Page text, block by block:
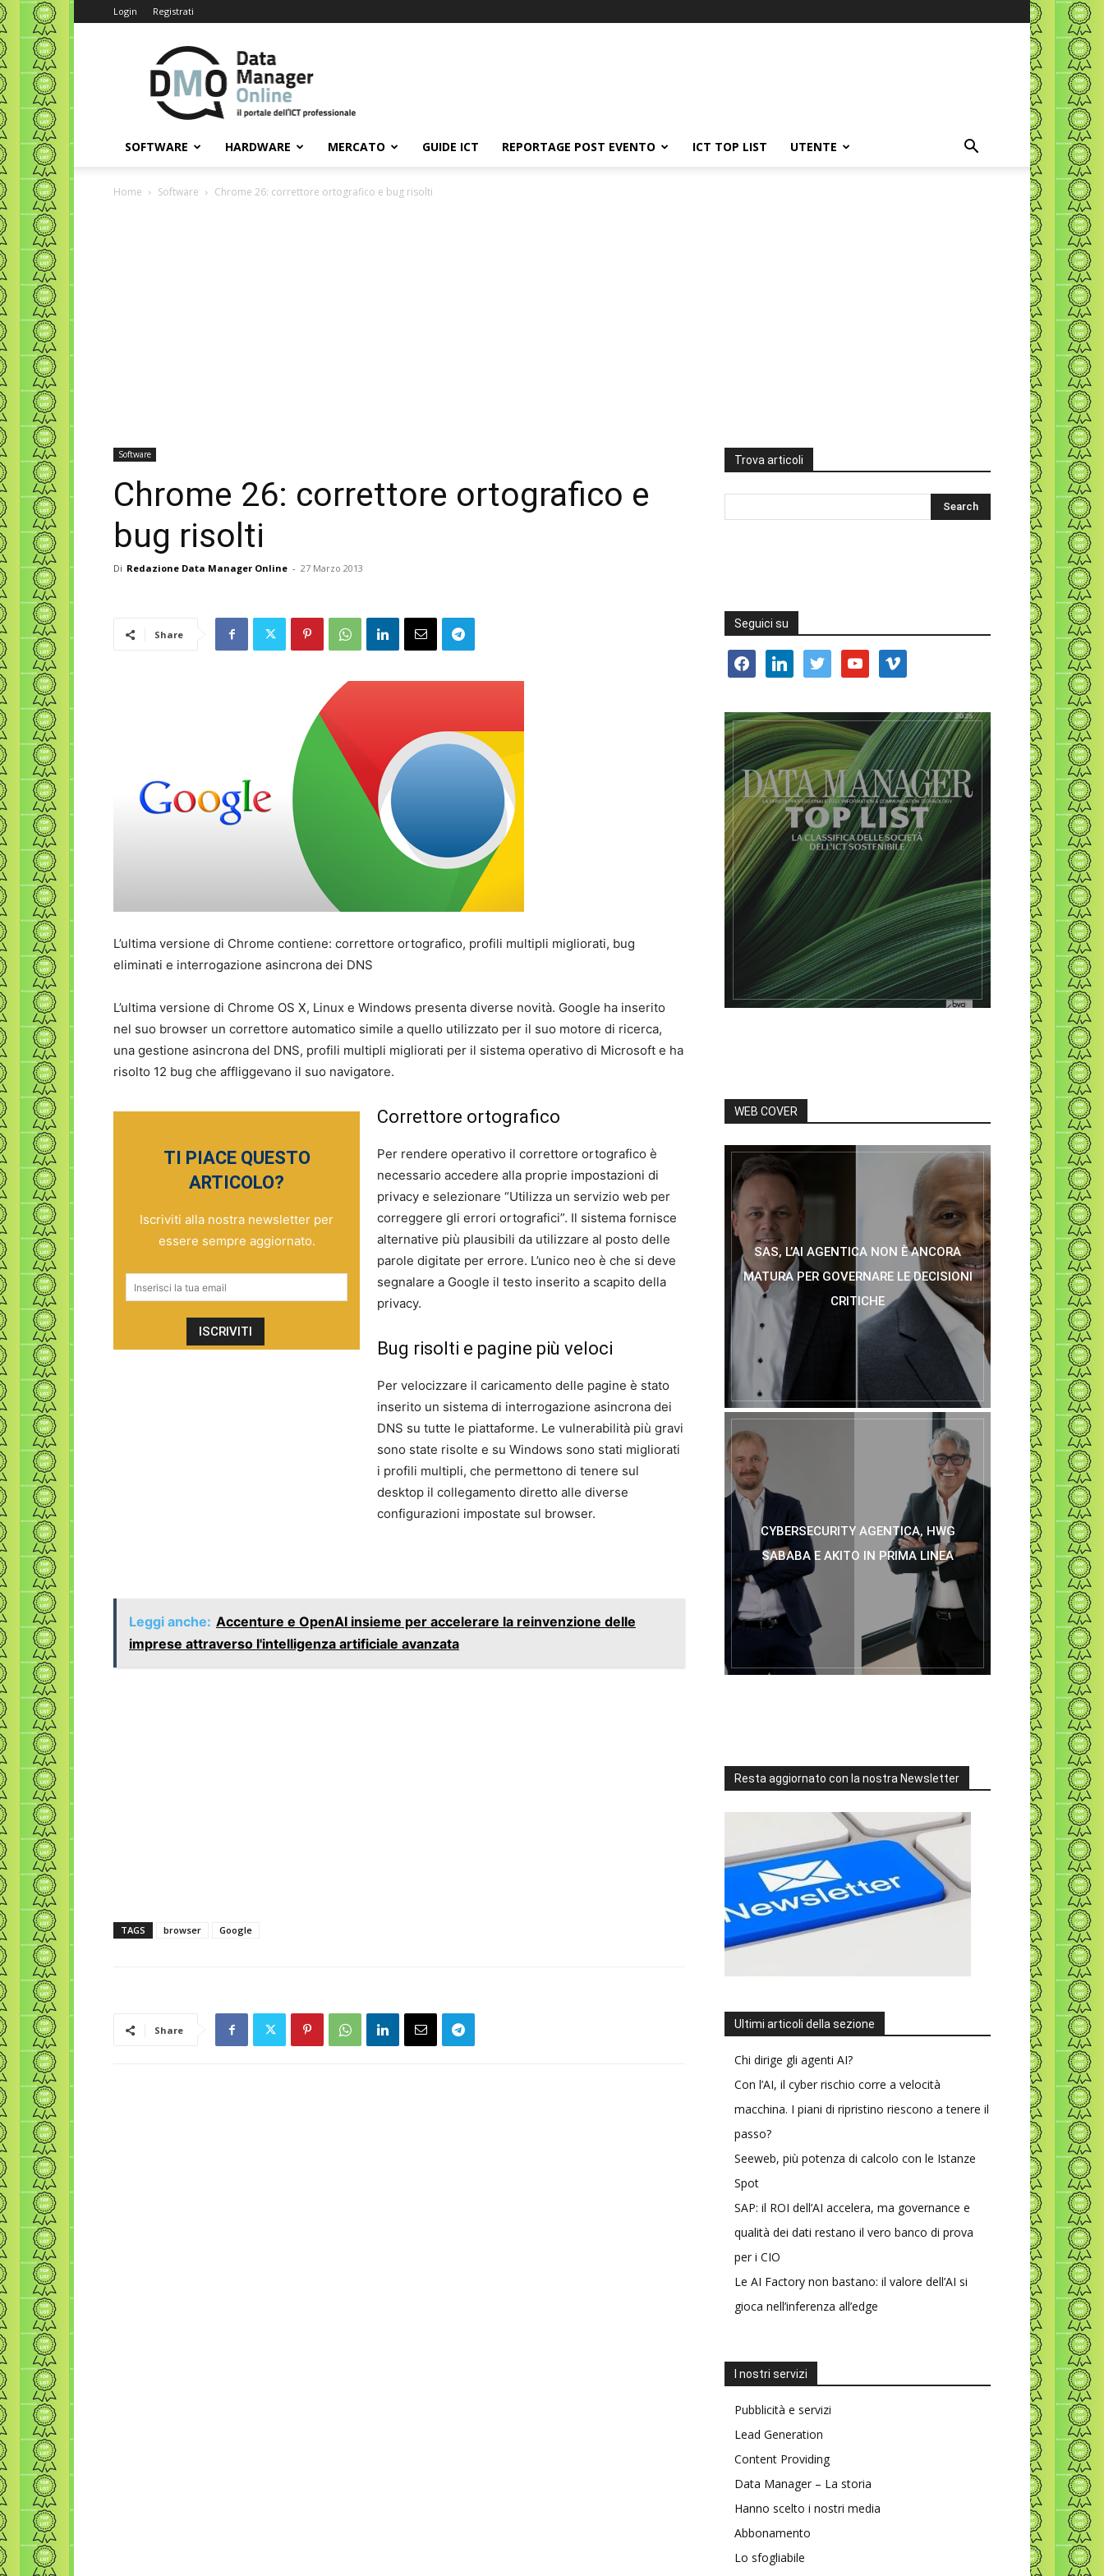
Login Registrati
Data
Manager
Online
SOFTWARE HARDWARE MERCATO GUIDE ICT REPORTAGE POST EVENTO ICT TOP LIST UTENTE
Home Software Chrome 26: correttore ortografico e bug risolti
Software
Chrome 26: correttore ortografico e
bug risolti
Di Redazione Data Manager Online - 27 Marzo 2013
Share
L’ultima versione di Chrome contiene: correttore ortografico, profili multipli migliorati, bug
eliminati e interrogazione asincrona dei DNS
L’ultima versione di Chrome OS X, Linux e Windows presenta diverse novità. Google ha inserito
nel suo browser un correttore automatico simile a quello utilizzato per il suo motore di ricerca,
una gestione asincrona del DNS, profili multipli migliorati per il sistema operativo di Microsoft e ha
risolto 12 bug che affliggevano il suo navigatore.
TI PIACE QUESTO
ARTICOLO?
Iscriviti alla nostra newsletter per
essere sempre aggiornato.
Correttore ortografico
Per rendere operativo il correttore ortografico è
necessario accedere alla proprie impostazioni di
privacy e selezionare “Utilizza un servizio web per
correggere gli errori ortografici”. Il sistema fornisce
alternative più plausibili da utilizzare al posto delle
parole digitate per errore. L’unico neo è che si deve
segnalare a Google il testo inserito a scapito della
privacy.
Bug risolti e pagine più veloci
Per velocizzare il caricamento delle pagine è stato
inserito un sistema di interrogazione asincrona dei
DNS su tutte le piattaforme. Le vulnerabilità più gravi
sono state risolte e su Windows sono stati migliorati
i profili multipli, che permettono di tenere sul
desktop il collegamento diretto alle diverse
configurazioni impostate sul browser.
Leggi anche: Accenture e OpenAI insieme per accelerare la reinvenzione delle
imprese attraverso l'intelligenza artificiale avanzata
TAGS browser Google
Share
Trova articoli
Seguici su
facebooklinkedin twitter youtube vimeo
WEB COVER
SAS, L’AI AGENTICA NON È ANCORA
MATURA PER GOVERNARE LE DECISIONI
CRITICHE
CYBERSECURITY AGENTICA, HWG
SABABA E AKITO IN PRIMA LINEA
Resta aggiornato con la nostra Newsletter
Ultimi articoli della sezione
Chi dirige gli agenti AI?
Con l’AI, il cyber rischio corre a velocità
macchina. I piani di ripristino riescono a tenere il
passo?
Seeweb, più potenza di calcolo con le Istanze
Spot
SAP: il ROI dell’AI accelera, ma governance e
qualità dei dati restano il vero banco di prova
per i CIO
Le AI Factory non bastano: il valore dell’AI si
gioca nell’inferenza all’edge
I nostri servizi
Pubblicità e servizi
Lead Generation
Content Providing
Data Manager – La storia
Hanno scelto i nostri media
Abbonamento
Lo sfogliabile